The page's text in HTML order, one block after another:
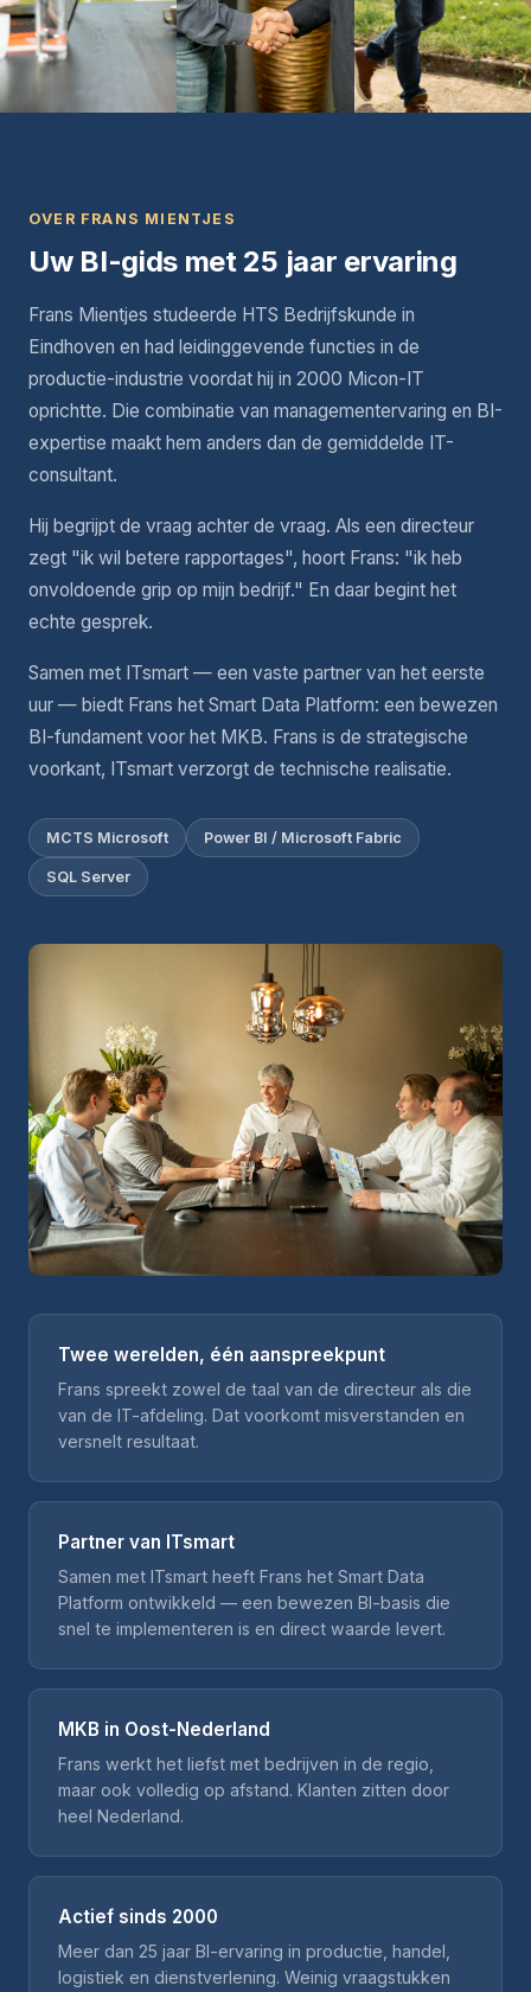
OVER FRANS MIENTJES
Uw BI-gids met 25 jaar ervaring
Frans Mientjes studeerde HTS Bedrijfskunde in
Eindhoven en had leidinggevende functies in de
productie-industrie voordat hij in 2000 Micon-IT
oprichtte. Die combinatie van managementervaring en BI-
expertise maakt hem anders dan de gemiddelde IT-
consultant.
Hij begrijpt de vraag achter de vraag. Als een directeur
zegt "ik wil betere rapportages", hoort Frans: "ik heb
onvoldoende grip op mijn bedrijf." En daar begint het
echte gesprek.
Samen met ITsmart — een vaste partner van het eerste
uur — biedt Frans het Smart Data Platform: een bewezen
BI-fundament voor het MKB. Frans is de strategische
voorkant, ITsmart verzorgt de technische realisatie.
MCTS Microsoft Power BI / Microsoft Fabric
SQL Server
Twee werelden, één aanspreekpunt
Frans spreekt zowel de taal van de directeur als die
van de IT-afdeling. Dat voorkomt misverstanden en
versnelt resultaat.
Partner van ITsmart
Samen met ITsmart heeft Frans het Smart Data
Platform ontwikkeld — een bewezen BI-basis die
snel te implementeren is en direct waarde levert.
MKB in Oost-Nederland
Frans werkt het liefst met bedrijven in de regio,
maar ook volledig op afstand. Klanten zitten door
heel Nederland.
Actief sinds 2000
Meer dan 25 jaar BI-ervaring in productie, handel,
logistiek en dienstverlening. Weinig vraagstukken